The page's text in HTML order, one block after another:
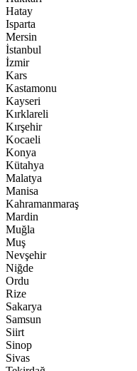
Hatay
Isparta
Mersin
İstanbul
İzmir
Kars
Kastamonu
Kayseri
Kırklareli
Kırşehir
Kocaeli
Konya
Kütahya
Malatya
Manisa
Kahramanmaraş
Mardin
Muğla
Muş
Nevşehir
Niğde
Ordu
Rize
Sakarya
Samsun
Siirt
Sinop
Sivas